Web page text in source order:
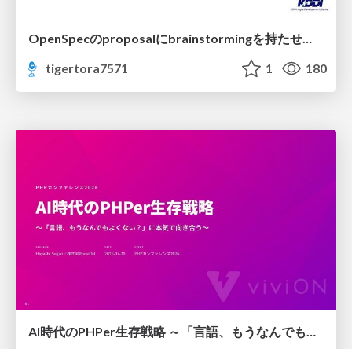
OpenSpecのproposalにbrainstormingを持たせてみた
tigertora7571
1 180